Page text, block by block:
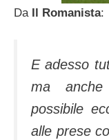
Da Il Romanista:
E adesso
ma
possibile
alle prese